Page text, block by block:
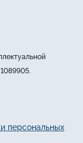
персональных